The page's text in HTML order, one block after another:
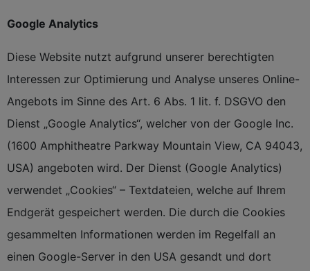
Google Analytics
Diese Website nutzt aufgrund unserer berechtigten
Interessen zur Optimierung und Analyse unseres Online-
Angebots im Sinne des Art. 6 Abs. 1 lit. f. DSGVO den
Dienst „Google Analytics“, welcher von der Google Inc.
(1600 Amphitheatre Parkway Mountain View, CA 94043,
USA) angeboten wird. Der Dienst (Google Analytics)
verwendet „Cookies“ – Textdateien, welche auf Ihrem
Endgerät gespeichert werden. Die durch die Cookies
gesammelten Informationen werden im Regelfall an
einen Google-Server in den USA gesandt und dort